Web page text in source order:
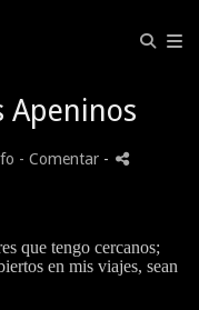
Apeninos
- Comentar -
que tengo cercanos;
en mis viajes, sean